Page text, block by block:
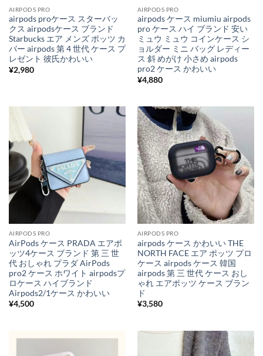
AIRPODS PRO
airpods proケース スターバッ
クス airpodsケース ブランド
Starbucks エア メンズ ポッツ カ
バー airpods 第 4 世代 ケース プ
レゼント 彼氏かわいい
¥2,980
AIRPODS PRO
airpods ケース miumiu airpods
pro ケース ハイ ブランド 安い
ミュウ ミュウ コインケース シ
ョルダー ミニ バッグ レディー
ス 斜 めがけ 小さめ airpods
pro2 ケース かわいい
¥4,880
AIRPODS PRO
AirPods ケース PRADA エアポ
ッツ4ケース ブランド 第 三 世
代 おしゃれ プラダ AirPods
pro2 ケース ホワイト airpodsプ
ロケース ハイブランド
Airpods2/1ケース かわいい
¥4,500
AIRPODS PRO
airpods ケース かわいい THE
NORTH FACE エア ポッツ プロ
ケース airpods ケース 韓国
airpods 第 三 世代 ケース おし
ゃれ エアポッツ ケース ブラン
ド
¥3,580